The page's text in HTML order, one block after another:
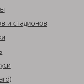
и стадионов